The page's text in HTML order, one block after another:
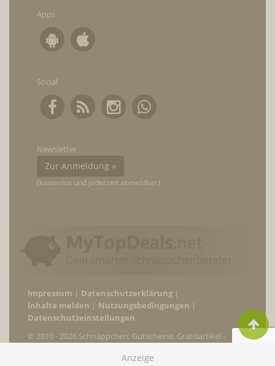
Apps
Social
Newsletter
Zur Anmeldung »
(kostenlos und jederzeit abmeldbar)
Impressum
Datenschutzerklärung
Inhalte melden
Nutzungsbedingungen
Datenschutzeinstellungen
© 2010 - 2026 Schnäppchen, Gutscheine, Gratisartikel -